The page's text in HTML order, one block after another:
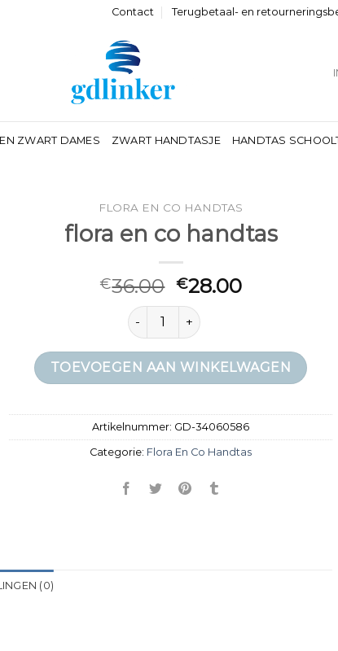
Contact Terugbetaal- en
ZWART DAMES ZWART HANDTASJE HANDTAS
FLORA EN CO HANDTAS
flora en co handtas
€36.00 €28.00
flora en co handtas aantal
TOEVOEGEN AAN WINKELWAGEN
Artikelnummer: GD-34060586
Categorie: Flora En Co Handtas
(0)